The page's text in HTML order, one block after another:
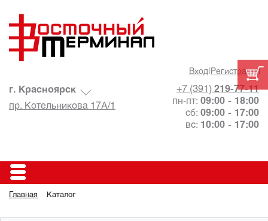
Вход| Регистрация
+7 (391) 219-77-11
пн-пт: 09:00 - 18:00
сб: 09:00 - 17:00
вс: 10:00 - 17:00
г. Красноярск
пр. Котельникова 17А/1
Главная Каталог